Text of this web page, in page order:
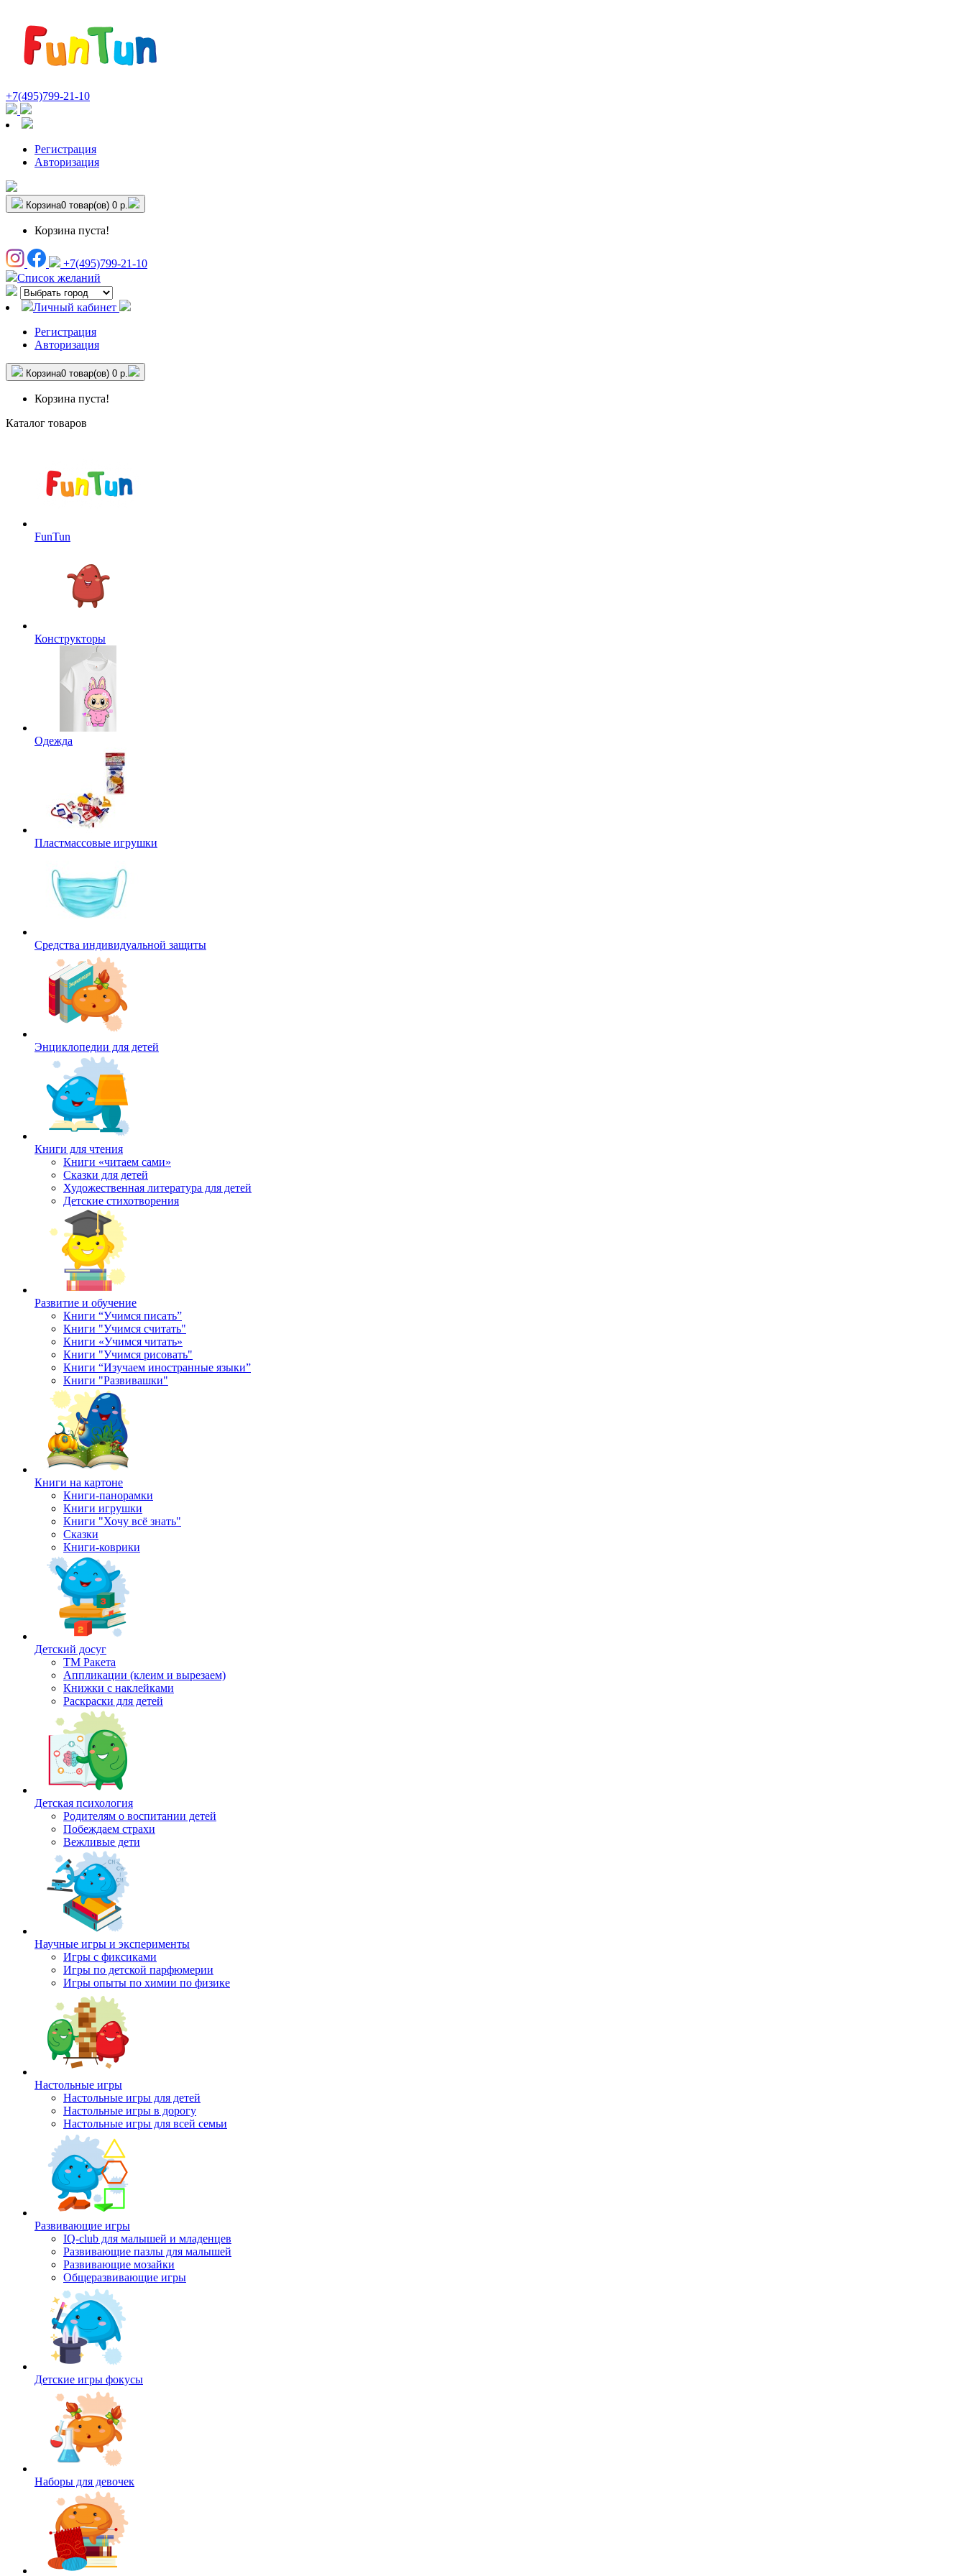
+7(495)799-21-10
Регистрация
Авторизация
Корзина0 товар(ов) 0 р.
Корзина пуста!
+7(495)799-21-10
Список желаний
Личный кабинет
Регистрация
Авторизация
Корзина0 товар(ов) 0 р.
Корзина пуста!
Каталог товаров
FunTun
Конструкторы
Одежда
Пластмассовые игрушки
Средства индивидуальной защиты
Энциклопедии для детей
Книги для чтения
Книги «читаем сами»
Сказки для детей
Художественная литература для детей
Детские стихотворения
Развитие и обучение
Книги “Учимся писать”
Книги "Учимся считать"
Книги «Учимся читать»
Книги "Учимся рисовать"
Книги “Изучаем иностранные языки”
Книги "Развивашки"
Книги на картоне
Книги-панорамки
Книги игрушки
Книги "Хочу всё знать"
Сказки
Книги-коврики
Детский досуг
ТМ Ракета
Аппликации (клеим и вырезаем)
Книжки с наклейками
Раскраски для детей
Детская психология
Родителям о воспитании детей
Побеждаем страхи
Вежливые дети
Научные игры и эксперименты
Игры с фиксиками
Игры по детской парфюмерии
Игры опыты по химии по физике
Настольные игры
Настольные игры для детей
Настольные игры в дорогу
Настольные игры для всей семьи
Развивающие игры
IQ-club для малышей и младенцев
Развивающие пазлы для малышей
Развивающие мозайки
Общеразвивающие игры
Детские игры фокусы
Наборы для девочек